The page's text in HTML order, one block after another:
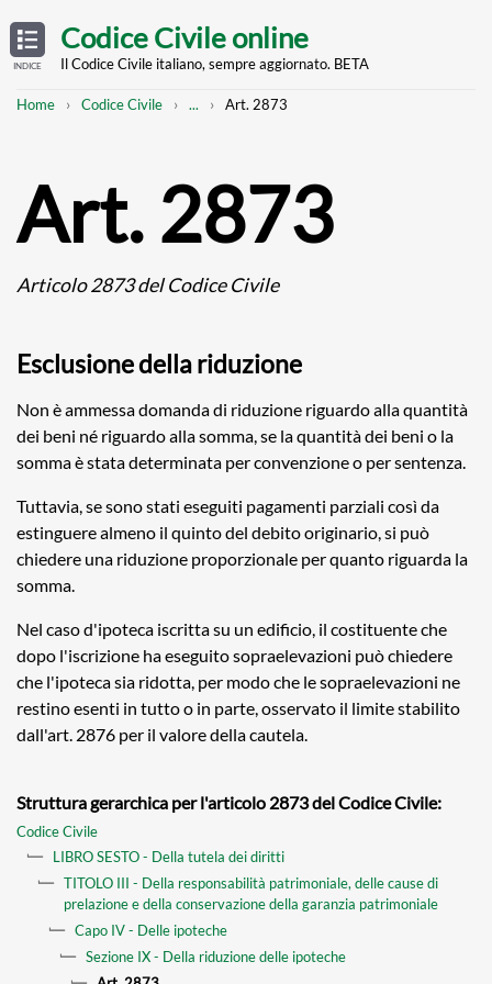
TABLE
OF
CONTENTS
INDICE
main
Codice Civile online
Il Codice Civile italiano, sempre aggiornato. BETA
Breadcrumb
Home Codice Civile
Mostra
... Art. 2873
Art. 2873
Articolo 2873 del Codice Civile
Esclusione della riduzione
Non è ammessa domanda di riduzione riguardo alla quantità
dei beni né riguardo alla somma, se la quantità dei beni o la
somma è stata determinata per convenzione o per sentenza.
Tuttavia, se sono stati eseguiti pagamenti parziali così da
estinguere almeno il quinto del debito originario, si può
chiedere una riduzione proporzionale per quanto riguarda la
somma.
Nel caso d'ipoteca iscritta su un edificio, il costituente che
dopo l'iscrizione ha eseguito sopraelevazioni può chiedere
che l'ipoteca sia ridotta, per modo che le sopraelevazioni ne
restino esenti in tutto o in parte, osservato il limite stabilito
dall'art. 2876 per il valore della cautela.
Struttura gerarchica per l'articolo 2873 del Codice Civile:
Codice Civile
LIBRO SESTO - Della tutela dei diritti
TITOLO III - Della responsabilità patrimoniale, delle cause di
prelazione e della conservazione della garanzia patrimoniale
Capo IV - Delle ipoteche
Sezione IX - Della riduzione delle ipoteche